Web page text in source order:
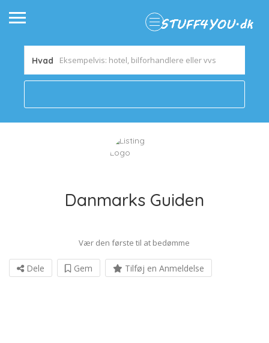
Hvad
Danmarks Guiden
Vær den første til at bedømme
Dele Gem Tilføj en Anmeldelse